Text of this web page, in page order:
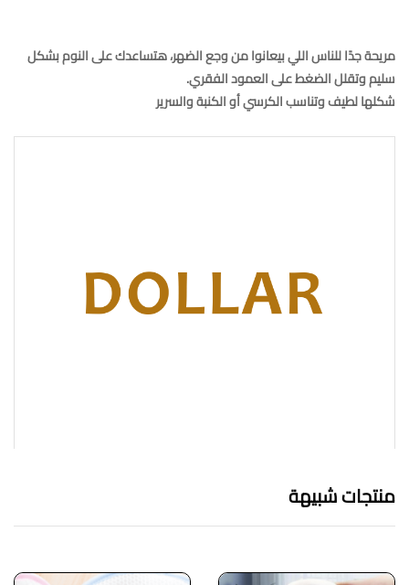
مريحة جدًا للناس اللي بيعانوا من وجع الضهر، هتساعدك على النوم بشكل
سليم وتقلل الضغط على العمود الفقري.
شكلها لطيف وتناسب الكرسي أو الكنبة والسرير
منتجات شبيهة